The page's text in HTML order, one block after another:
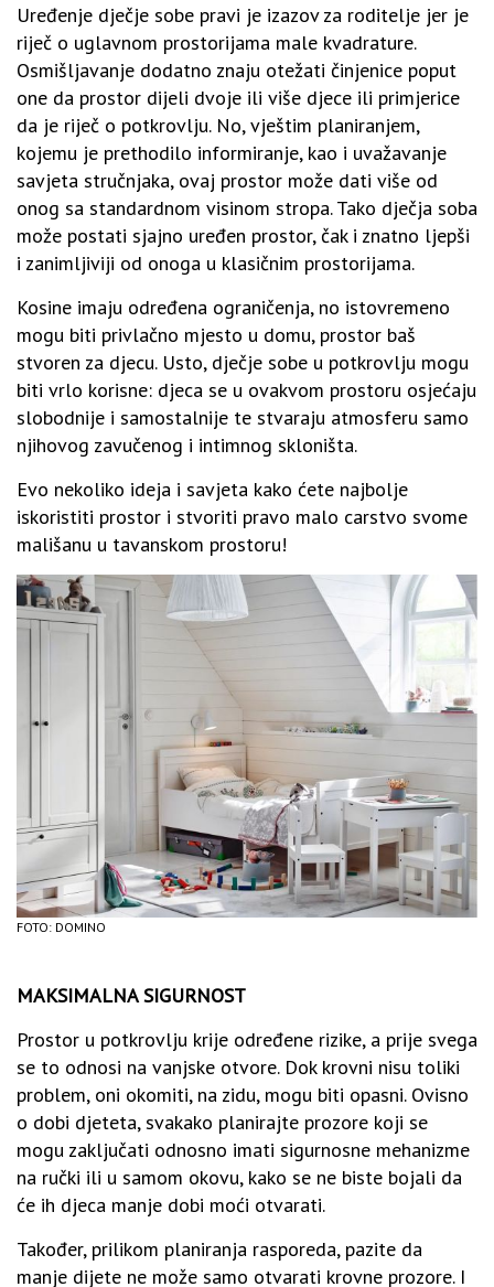
Uređenje dječje sobe pravi je izazov za roditelje jer je
riječ o uglavnom prostorijama male kvadrature.
Osmišljavanje dodatno znaju otežati činjenice poput
one da prostor dijeli dvoje ili više djece ili primjerice
da je riječ o potkrovlju. No, vještim planiranjem,
kojemu je prethodilo informiranje, kao i uvažavanje
savjeta stručnjaka, ovaj prostor može dati više od
onog sa standardnom visinom stropa. Tako dječja soba
može postati sjajno uređen prostor, čak i znatno ljepši
i zanimljiviji od onoga u klasičnim prostorijama.
Kosine imaju određena ograničenja, no istovremeno
mogu biti privlačno mjesto u domu, prostor baš
stvoren za djecu. Usto, dječje sobe u potkrovlju mogu
biti vrlo korisne: djeca se u ovakvom prostoru osjećaju
slobodnije i samostalnije te stvaraju atmosferu samo
njihovog zavučenog i intimnog skloništa.
Evo nekoliko ideja i savjeta kako ćete najbolje
iskoristiti prostor i stvoriti pravo malo carstvo svome
mališanu u tavanskom prostoru!
FOTO: DOMINO
MAKSIMALNA SIGURNOST
Prostor u potkrovlju krije određene rizike, a prije svega
se to odnosi na vanjske otvore. Dok krovni nisu toliki
problem, oni okomiti, na zidu, mogu biti opasni. Ovisno
o dobi djeteta, svakako planirajte prozore koji se
mogu zaključati odnosno imati sigurnosne mehanizme
na ručki ili u samom okovu, kako se ne biste bojali da
će ih djeca manje dobi moći otvarati.
Također, prilikom planiranja rasporeda, pazite da
manje dijete ne može samo otvarati krovne prozore. I